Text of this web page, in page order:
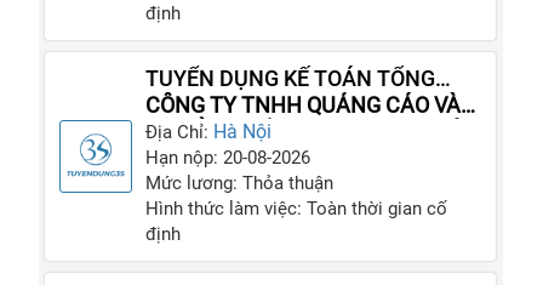
định
TUYỂN DỤNG KẾ TOÁN TỔNG
HỢP TẠI HN
CÔNG TY TNHH QUẢNG CÁO VÀ
TRUYỀN THÔNG THỊNH AN PHÁT
Địa Chỉ: Hà Nội
Hạn nộp: 20-08-2026
Mức lương: Thỏa thuận
Hình thức làm việc: Toàn thời gian cố
định